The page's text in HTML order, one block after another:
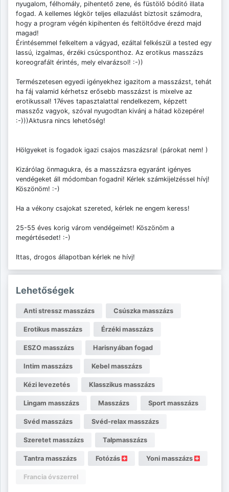
nyugalom, félhomály, pihentető zene, és füstölő bóditó illata
fogad. A kellemes légkör teljes ellazulást biztosit számodra,
hogy a program végén kipihenten és feltöltődve érezd majd
magad!
Érintésemmel felkeltem a vágyad, ezáltal felkészül a tested egy
lassú, izgalmas, érzéki csúcsponthoz. Az erotikus masszázs
koreografált érintés, mely elvarázsol! :-))
Természetesen egyedi igényekhez igazitom a masszázst, tehát
ha fáj valamid kérhetsz erősebb masszázst is mixelve az
erotikussal! 17éves tapasztalattal rendelkezem, képzett
masszőz vagyok, szóval nyugodtan kivánj a hátad közepére!
:-)))Aktusra nincs lehetőség!
Hölgyeket is fogadok igazi csajos maszázsra! (párokat nem! )
Kizárólag önmagukra, és a masszázsra egyaránt igényes
vendégeket áll módomban fogadni! Kérlek számkijelzéssel hívj!
Köszönöm! :-)
Ha a vékony csajokat szereted, kérlek ne engem keress!
25-55 éves korig várom vendégeimet! Köszönöm a
megértésedet! :-)
Ittas, drogos állapotban kérlek ne hívj!
Lehetőségek
Anti stressz masszázs Csúszka masszázs
Erotikus masszázs Érzéki masszázs
ESZO masszázs Harisnyában fogad
Intim masszázs Kebel masszázs
Kézi levezetés Klasszikus masszázs
Lingam masszázs Masszázs Sport masszázs
Svéd masszázs Svéd-relax masszázs
Szeretet masszázs Talpmasszázs
Tantra masszázs Fotózás Yoni masszázs
Francia óvszerrel